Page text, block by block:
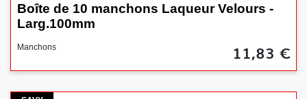
Boîte de 10 manchons Laqueur Velours -
Larg.100mm
Manchons 11,83 €